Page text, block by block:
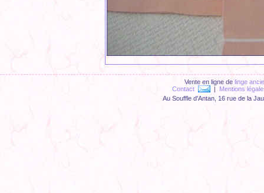
Vente en ligne delinge
Contact
| Mentions
Au Souffle d'Antan, 16 rue de la